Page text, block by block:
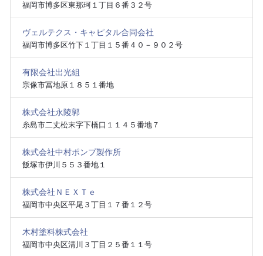
福岡市博多区東那珂１丁目６番３２号
ヴェルテクス・キャピタル合同会社
福岡市博多区竹下１丁目１５番４０－９０２号
有限会社出光組
宗像市冨地原１８５１番地
株式会社永陵郭
糸島市二丈松末字下橋口１１４５番地７
株式会社中村ポンプ製作所
飯塚市伊川５５３番地１
株式会社ＮＥＸＴｅ
福岡市中央区平尾３丁目１７番１２号
木村塗料株式会社
福岡市中央区清川３丁目２５番１１号